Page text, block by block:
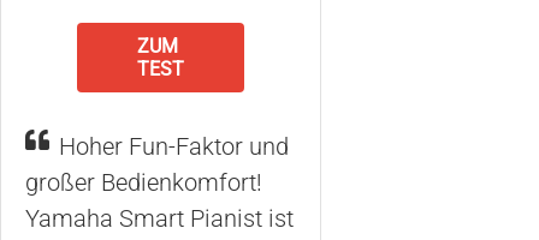
ZUM
TEST
Hoher Fun-Faktor und
großer Bedienkomfort!
Yamaha Smart Pianist ist